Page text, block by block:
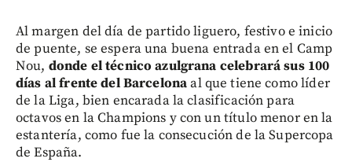
Al margen del día de partido liguero, festivo e inicio
de puente, se espera una buena entrada en el Camp
Nou, donde el técnico azulgrana celebrará sus 100
días al frente del Barcelonaal que tiene como líder
de la Liga, bien encarada la clasificación para
octavos en la Champions y con un título menor en la
estantería, como fue la consecución de la Supercopa
de España.